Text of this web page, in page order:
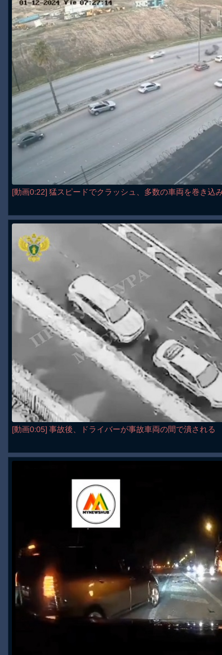
[動画0:22] 猛スピードでクラッシュ、多数の車両を巻き込
[動画0:05] 事故後、ドライバーが事故車両の間で潰される